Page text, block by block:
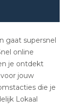
gaat supersnel
online
je ontdekt
jouw
die je
Lokaal